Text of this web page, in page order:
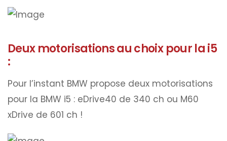
Deux motorisations au choix pour la i5
:
Pour l’instant BMW propose deux motorisations
pour la BMW i5 : eDrive40 de 340 ch ou M60
xDrive de 601 ch !